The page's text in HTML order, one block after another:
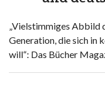
„Vielstimmiges Abbild
Generation, die sich in
will“: Das Bücher